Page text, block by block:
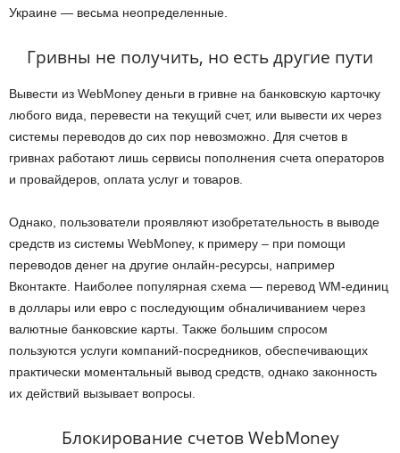
Украине — весьма неопределенные.
Гривны не получить, но есть другие пути
Вывести из WebMoney деньги в гривне на банковскую карточку
любого вида, перевести на текущий счет, или вывести их через
системы переводов до сих пор невозможно. Для счетов в
гривнах работают лишь сервисы пополнения счета операторов
и провайдеров, оплата услуг и товаров.
Однако, пользователи проявляют изобретательность в выводе
средств из системы WebMoney, к примеру – при помощи
переводов денег на другие онлайн-ресурсы, например
Вконтакте. Наиболее популярная схема — перевод WM-единиц
в доллары или евро с последующим обналичиванием через
валютные банковские карты. Также большим спросом
пользуются услуги компаний-посредников, обеспечивающих
практически моментальный вывод средств, однако законность
их действий вызывает вопросы.
Блокирование счетов WebMoney